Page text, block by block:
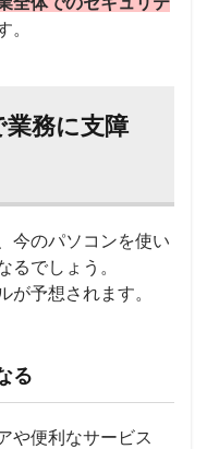
。
業務に支障
今のパソコンを使い
るでしょう。
が予想されます。
る
や便利なサービス